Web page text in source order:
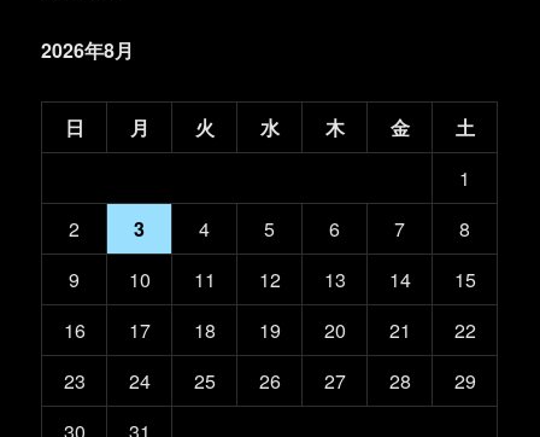
2026年8月
日 月 火 水 木 金
土
1
2
3 4 5 6 7
8
9
10 11 12 13 14
15
16
17 18 19 20 21
22
23
24 25 26 27 28
29